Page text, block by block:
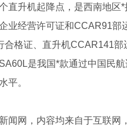
直升机起降点，是西南地
业经营许可证和CCAR91
格证、直升机CCAR141部
是我国*款通过中国民航
平。
闻网，内容均来自于互联网